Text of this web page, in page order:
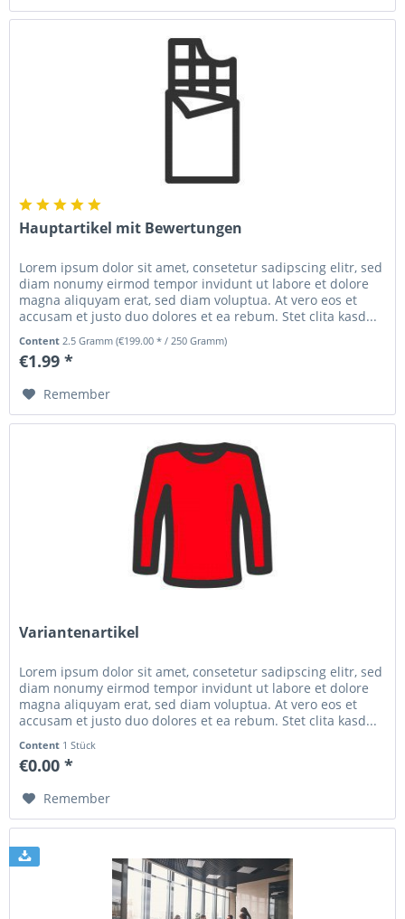
Hauptartikel mit Bewertungen
Lorem ipsum dolor sit amet, consetetur sadipscing elitr, sed
diam nonumy eirmod tempor invidunt ut labore et dolore
magna aliquyam erat, sed diam voluptua. At vero eos et
accusam et justo duo dolores et ea rebum. Stet clita kasd...
Content2.5 Gramm(€199.00 * / 250 Gramm)
€1.99 *
Remember
Variantenartikel
Lorem ipsum dolor sit amet, consetetur sadipscing elitr, sed
diam nonumy eirmod tempor invidunt ut labore et dolore
magna aliquyam erat, sed diam voluptua. At vero eos et
accusam et justo duo dolores et ea rebum. Stet clita kasd...
Content 1 Stück
€0.00 *
Remember